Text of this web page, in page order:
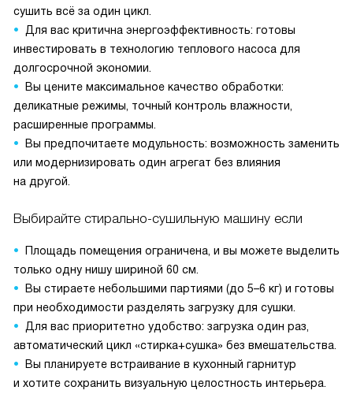
сушить всё за один цикл.
Для вас критична энергоэффективность: готовы
инвестировать в технологию теплового насоса для
долгосрочной экономии.
Вы цените максимальное качество обработки:
деликатные режимы, точный контроль влажности,
расширенные программы.
Вы предпочитаете модульность: возможность заменить
или модернизировать один агрегат без влияния
на другой.
Выбирайте стирально-сушильную машину если
Площадь помещения ограничена, и вы можете выделить
только одну нишу шириной 60 см.
Вы стираете небольшими партиями (до 5–6 кг) и готовы
при необходимости разделять загрузку для сушки.
Для вас приоритетно удобство: загрузка один раз,
автоматический цикл «стирка+сушка» без вмешательства.
Вы планируете встраивание в кухонный гарнитур
и хотите сохранить визуальную целостность интерьера.